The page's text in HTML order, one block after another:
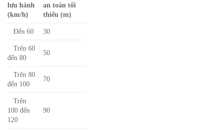
lưu hành
(km/h)
an toàn tối
thiểu (m)
Đến 60 30
Trên 60
đến 80
50
Trên 80
đến 100
70
Trên
100 đến
120
90